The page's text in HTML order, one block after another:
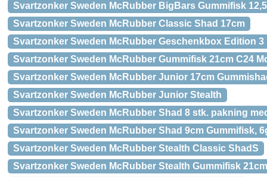
Svartzonker Sweden McRubber BigBars Gummifisk
Svartzonker Sweden McRubber Classic Shad 17cm
Svartzonker Sweden McRubber Geschenkbox Edition
Svartzonker Sweden McRubber Gummifisk 21cm C24
Svartzonker Sweden McRubber Junior 17cm
Svartzonker Sweden McRubber Junior Stealth
Svartzonker Sweden McRubber Shad 8 stk. pakning
Svartzonker Sweden McRubber Shad 9cm Gummifisk,
Svartzonker Sweden McRubber Stealth Classic ShadS
Svartzonker Sweden McRubber Stealth Gummifisk 21cm